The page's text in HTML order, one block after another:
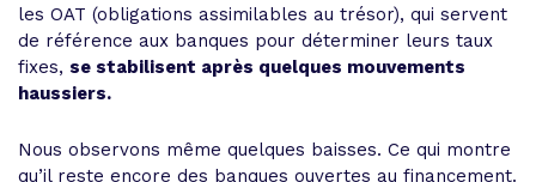
les OAT (obligations assimilables au trésor), qui servent
de référence aux banques pour déterminer leurs taux
fixes, se stabilisent après quelques mouvements
haussiers.
Nous observons même quelques baisses. Ce qui montre
qu’il reste encore des banques ouvertes au financement.